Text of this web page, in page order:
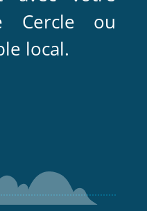
Cercle ou
local.